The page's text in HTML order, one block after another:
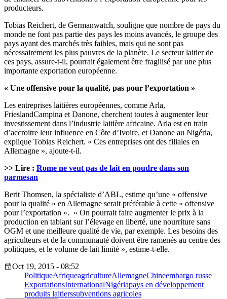
producteurs.
Tobias Reichert, de Germanwatch, souligne que nombre de pays du
monde ne font pas partie des pays les moins avancés, le groupe des
pays ayant des marchés très faibles, mais qui ne sont pas
nécessairement les plus pauvres de la planète. Le secteur laitier de
ces pays, assure-t-il, pourrait également être fragilisé par une plus
importante exportation européenne.
« Une offensive pour la qualité, pas pour l’exportation »
Les entreprises laitières européennes, comme Arla,
FrieslandCampina et Danone, cherchent toutes à augmenter leur
investissement dans l’industrie laitière africaine. Arla est en train
d’accroitre leur influence en Côte d’Ivoire, et Danone au Nigéria,
explique Tobias Reichert. « Ces entreprises ont des filiales en
Allemagne », ajoute-t-il.
>> Lire : Rome ne veut pas de lait en poudre dans son
parmesan
Berit Thomsen, la spécialiste d’ABL, estime qu’une « offensive
pour la qualité » en Allemagne serait préférable à cette « offensive
pour l’exportation ». « On pourrait faire augmenter le prix à la
production en tablant sur l’élevage en liberté, une nourriture sans
OGM et une meilleure qualité de vie, par exemple. Les besoins des
agriculteurs et de la communauté doivent être ramenés au centre des
politiques, et le volume de lait limité », estime-t-elle.
Oct 19, 2015 - 08:52
PolitiqueAfriqueagricultureAllemagneChineembargo russe
ExportationsInternationalNigériapays en développement
produits laitierssubventions agricoles